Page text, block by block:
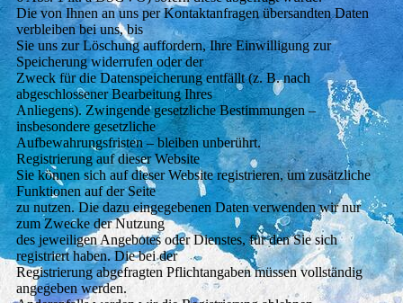
Die von Ihnen an uns per Kontaktanfragen übersandten Daten
verbleiben bei uns, bis
Sie uns zur Löschung auffordern, Ihre Einwilligung zur
Speicherung widerrufen oder der
Zweck für die Datenspeicherung entfällt (z. B. nach
abgeschlossener Bearbeitung Ihres
Anliegens). Zwingende gesetzliche Bestimmungen –
insbesondere gesetzliche
Aufbewahrungsfristen – bleiben unberührt.
Registrierung auf dieser Website
Sie können sich auf dieser Website registrieren, um zusätzliche
Funktionen auf der Seite
zu nutzen. Die dazu eingegebenen Daten verwenden wir nur
zum Zwecke der Nutzung
des jeweiligen Angebotes oder Dienstes, für den Sie sich
registriert haben. Die bei der
Registrierung abgefragten Pflichtangaben müssen vollständig
angegeben werden.